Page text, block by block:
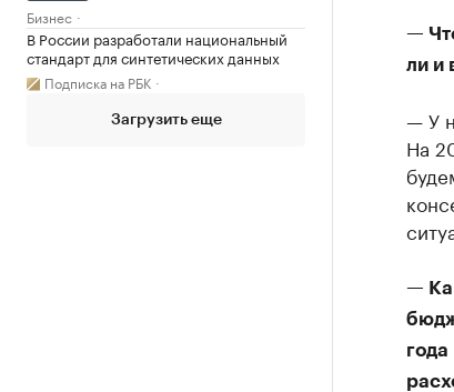
Бизнес
В России разработали национальный
стандарт для синтетических данных
Подписка на РБК
Загрузить еще
—
ли и
— У
На
—